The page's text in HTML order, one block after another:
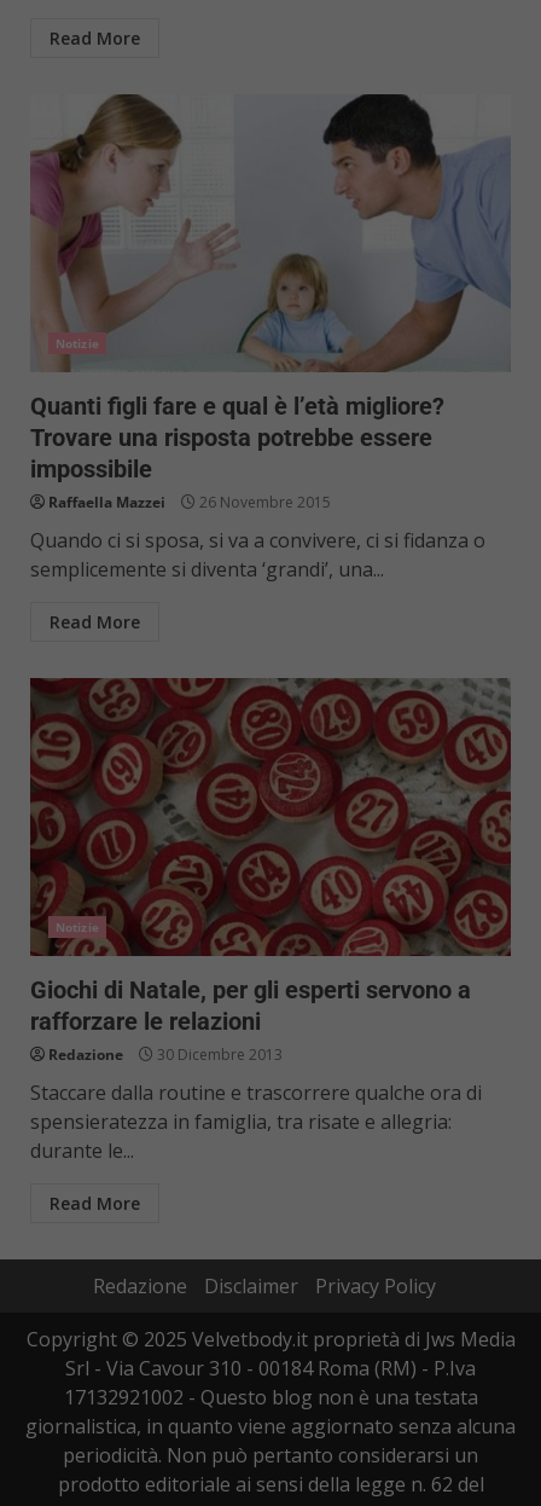
Read More
Notizie
Quanti figli fare e qual è l’età migliore?
Trovare una risposta potrebbe essere
impossibile
Raffaella Mazzei 26 Novembre 2015
Quando ci si sposa, si va a convivere, ci si fidanza o
semplicemente si diventa ‘grandi’, una...
Read More
Notizie
Giochi di Natale, per gli esperti servono a
rafforzare le relazioni
Redazione 30 Dicembre 2013
Staccare dalla routine e trascorrere qualche ora di
spensieratezza in famiglia, tra risate e allegria:
durante le...
Read More
Redazione Disclaimer
Privacy Policy
Copyright © 2025 Velvetbody.it proprietà di Jws Media
Srl - Via Cavour 310 - 00184 Roma (RM) - P.Iva
17132921002 - Questo blog non è una testata
giornalistica, in quanto viene aggiornato senza alcuna
periodicità. Non può pertanto considerarsi un
prodotto editoriale ai sensi della legge n. 62 del